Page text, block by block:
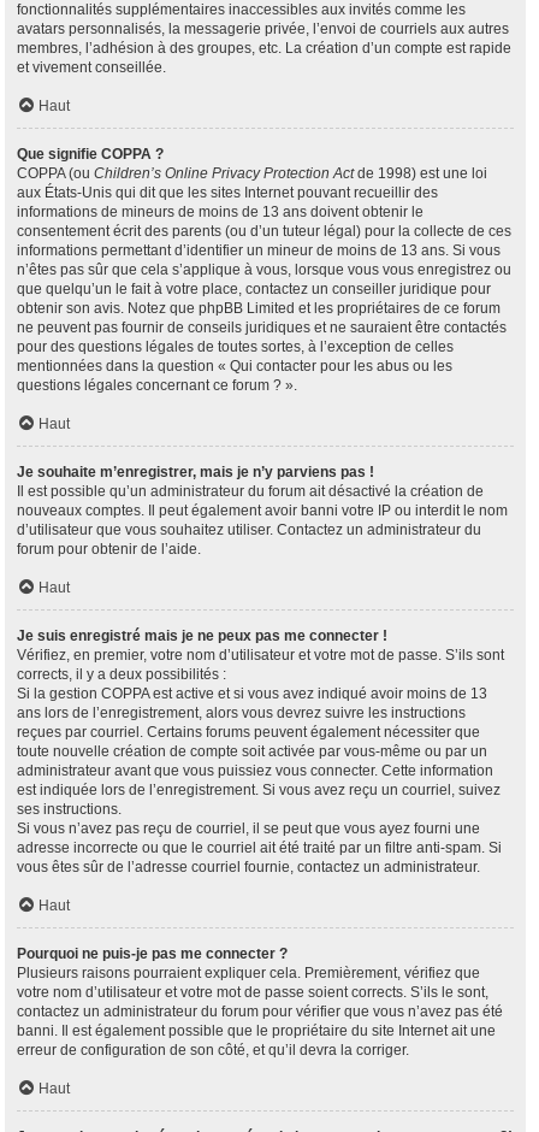
fonctionnalités supplémentaires inaccessibles aux invités comme les
avatars personnalisés, la messagerie privée, l’envoi de courriels aux autres
membres, l’adhésion à des groupes, etc. La création d’un compte est rapide
et vivement conseillée.
Haut
Que signifie COPPA ?
COPPA (ou Children’s Online Privacy Protection Actde 1998) est une loi
aux États-Unis qui dit que les sites Internet pouvant recueillir des
informations de mineurs de moins de 13 ans doivent obtenir le
consentement écrit des parents (ou d’un tuteur légal) pour la collecte de ces
informations permettant d’identifier un mineur de moins de 13 ans. Si vous
n’êtes pas sûr que cela s’applique à vous, lorsque vous vous enregistrez ou
que quelqu’un le fait à votre place, contactez un conseiller juridique pour
obtenir son avis. Notez que phpBB Limited et les propriétaires de ce forum
ne peuvent pas fournir de conseils juridiques et ne sauraient être contactés
pour des questions légales de toutes sortes, à l’exception de celles
mentionnées dans la question « Qui contacter pour les abus ou les
questions légales concernant ce forum ? ».
Haut
Je souhaite m’enregistrer, mais je n’y parviens pas !
Il est possible qu’un administrateur du forum ait désactivé la création de
nouveaux comptes. Il peut également avoir banni votre IP ou interdit le nom
d’utilisateur que vous souhaitez utiliser. Contactez un administrateur du
forum pour obtenir de l’aide.
Haut
Je suis enregistré mais je ne peux pas me connecter !
Vérifiez, en premier, votre nom d’utilisateur et votre mot de passe. S’ils sont
corrects, il y a deux possibilités :
Si la gestion COPPA est active et si vous avez indiqué avoir moins de 13
ans lors de l’enregistrement, alors vous devrez suivre les instructions
reçues par courriel. Certains forums peuvent également nécessiter que
toute nouvelle création de compte soit activée par vous-même ou par un
administrateur avant que vous puissiez vous connecter. Cette information
est indiquée lors de l’enregistrement. Si vous avez reçu un courriel, suivez
ses instructions.
Si vous n’avez pas reçu de courriel, il se peut que vous ayez fourni une
adresse incorrecte ou que le courriel ait été traité par un filtre anti-spam. Si
vous êtes sûr de l’adresse courriel fournie, contactez un administrateur.
Haut
Pourquoi ne puis-je pas me connecter ?
Plusieurs raisons pourraient expliquer cela. Premièrement, vérifiez que
votre nom d’utilisateur et votre mot de passe soient corrects. S’ils le sont,
contactez un administrateur du forum pour vérifier que vous n’avez pas été
banni. Il est également possible que le propriétaire du site Internet ait une
erreur de configuration de son côté, et qu’il devra la corriger.
Haut